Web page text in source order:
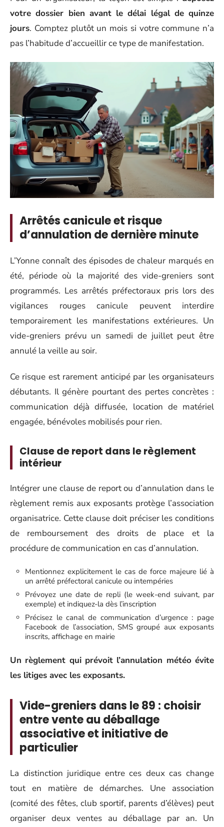
votre dossier bien avant le délai légal de quinze
jours. Comptez plutôt un mois si votre commune n’a
pas l’habitude d’accueillir ce type de manifestation.
Arrêtés canicule et risque
d’annulation de dernière minute
L’Yonne connaît des épisodes de chaleur marqués en
été, période où la majorité des vide-greniers sont
programmés. Les arrêtés préfectoraux pris lors des
vigilances rouges canicule peuvent interdire
temporairement les manifestations extérieures. Un
vide-greniers prévu un samedi de juillet peut être
annulé la veille au soir.
Ce risque est rarement anticipé par les organisateurs
débutants. Il génère pourtant des pertes concrètes :
communication déjà diffusée, location de matériel
engagée, bénévoles mobilisés pour rien.
Clause de report dans le règlement
intérieur
Intégrer une clause de report ou d’annulation dans le
règlement remis aux exposants protège l’association
organisatrice. Cette clause doit préciser les conditions
de remboursement des droits de place et la
procédure de communication en cas d’annulation.
Mentionnez explicitement le cas de force majeure lié à
un arrêté préfectoral canicule ou intempéries
Prévoyez une date de repli (le week-end suivant, par
exemple) et indiquez-la dès l’inscription
Précisez le canal de communication d’urgence : page
Facebook de l’association, SMS groupé aux exposants
inscrits, affichage en mairie
Un règlement qui prévoit l’annulation météo évite
les litiges avec les exposants.
Vide-greniers dans le 89 : choisir
entre vente au déballage
associative et initiative de
particulier
La distinction juridique entre ces deux cas change
tout en matière de démarches. Une association
(comité des fêtes, club sportif, parents d’élèves) peut
organiser deux ventes au déballage par an. Un